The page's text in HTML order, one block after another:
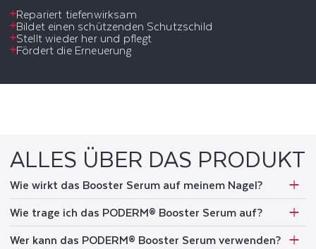
Repariert tiefenwirksam
Bildet einen schützenden Schutzschild
Stellt wieder her und pflegt
Fördert die Erneuerung
ALLES ÜBER DAS PRODUKT
Wie wirkt das Booster Serum auf meinem Nagel?
Wie trage ich das PODERM® Booster Serum auf?
Wer kann das PODERM® Booster Serum verwenden?